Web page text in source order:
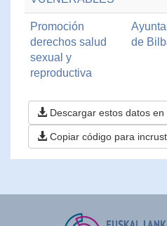
Promoción
derechos salud
sexual y
reproductiva
de
Descargar estos datos en
Copiar código para